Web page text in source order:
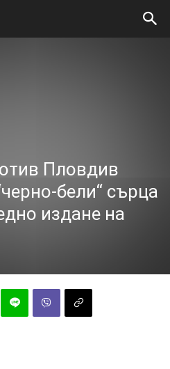
Пловдив
бели“ сърца
издане на